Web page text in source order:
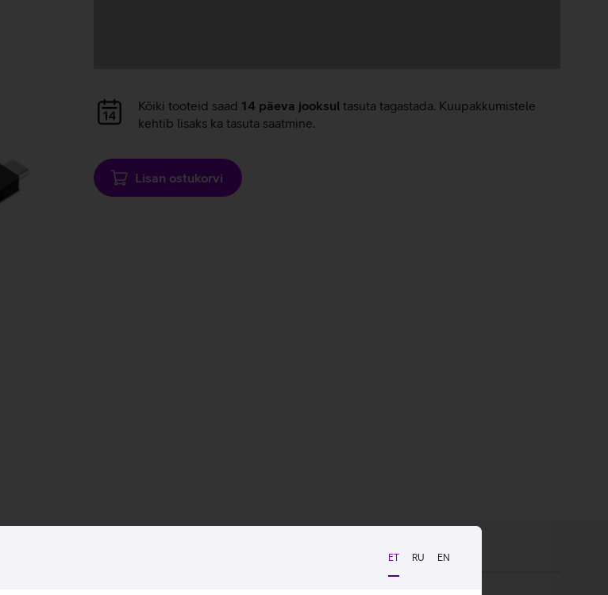
ET RU EN
Andmete
laadimine
Kõiki tooteid saad 14 päeva jooksul tasuta tagastada. Kuupakkumistele
kehtib lisaks ka tasuta saatmine.
Lisan ostukorvi